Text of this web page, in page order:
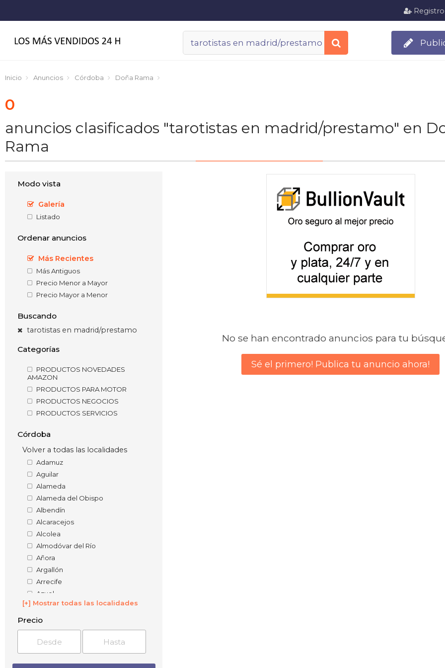
Registro
Inicio Anuncios Córdoba Doña Rama
0
anuncios clasificados "tarotistas en madrid/prestamo" en
Rama
Modo vista
Galería
Listado
Ordenar anuncios
Más Recientes
Más Antiguos
Precio Menor a Mayor
Precio Mayor a Menor
Buscando
tarotistas en madrid/prestamo
Categorías
PRODUCTOS NOVEDADES
AMAZON
PRODUCTOS PARA MOTOR
PRODUCTOS NEGOCIOS
PRODUCTOS SERVICIOS
Córdoba
Volver a todas las localidades
Adamuz
Aguilar
Alameda
Alameda del Obispo
Albendín
Alcaracejos
Alcolea
Almodóvar del Río
Añora
Argallón
Arrecife
Azuel
Badolatosa
Baena
Barranco del Lobo
Barriaga
Belalcázar
Bélmez
[+] Mostrar todas las localidades
Precio
No se han encontrado anuncios para tu
Sé el primero! Publica tu anuncio ahora!